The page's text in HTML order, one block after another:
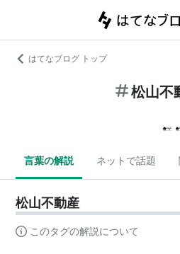
はてなブログ トップ
松山不
言葉の解説 ネットで話題
松山不動産
このタグの解説について